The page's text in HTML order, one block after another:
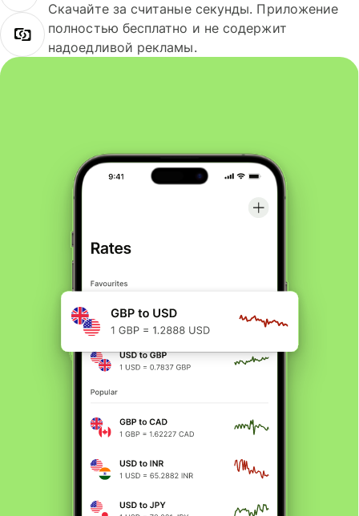
Скачайте за считаные секунды. Приложение
полностью бесплатно и не содержит
надоедливой рекламы.